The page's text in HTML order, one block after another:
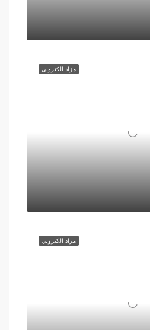
مزاد الكتروني
مزاد الكتروني